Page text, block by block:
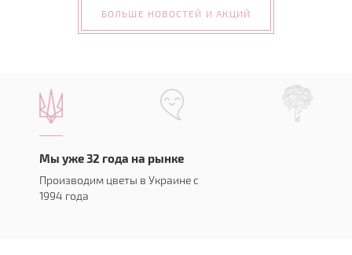
БОЛЬШЕ НОВОСТЕЙ И АКЦИЙ
Мы уже 32 года на рынке
Производим цветы в Украине с
1994 года